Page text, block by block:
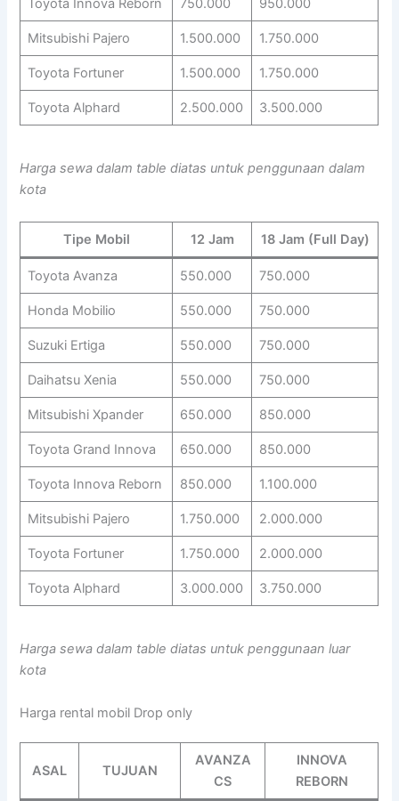
Toyota Innova Reborn 750.000 950.000
Mitsubishi Pajero 1.500.000 1.750.000
Toyota Fortuner 1.500.000 1.750.000
Toyota Alphard 2.500.000 3.500.000
Harga sewa dalam table diatas untuk penggunaan dalam
kota
Tipe Mobil 12 Jam 18 Jam (Full Day)
Toyota Avanza 550.000 750.000
Honda Mobilio 550.000 750.000
Suzuki Ertiga 550.000 750.000
Daihatsu Xenia 550.000 750.000
Mitsubishi Xpander 650.000 850.000
Toyota Grand Innova 650.000 850.000
Toyota Innova Reborn 850.000 1.100.000
Mitsubishi Pajero 1.750.000 2.000.000
Toyota Fortuner 1.750.000 2.000.000
Toyota Alphard 3.000.000 3.750.000
Harga sewa dalam table diatas untuk penggunaan luar
kota
Harga rental mobil Drop only
ASAL TUJUAN
AVANZA
CS
INNOVA
REBORN